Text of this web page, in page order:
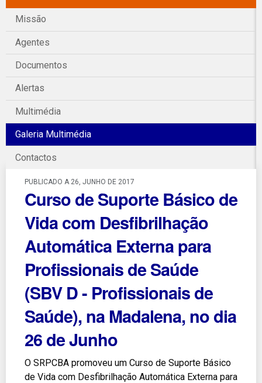
Missão
Agentes
Documentos
Alertas
Multimédia
Galeria Multimédia
Contactos
PUBLICADO A 26, JUNHO DE 2017
Curso de Suporte Básico de
Vida com Desfibrilhação
Automática Externa para
Profissionais de Saúde
(SBV D - Profissionais de
Saúde), na Madalena, no dia
26 de Junho
O SRPCBA promoveu um Curso de Suporte Básico
de Vida com Desfibrilhação Automática Externa para